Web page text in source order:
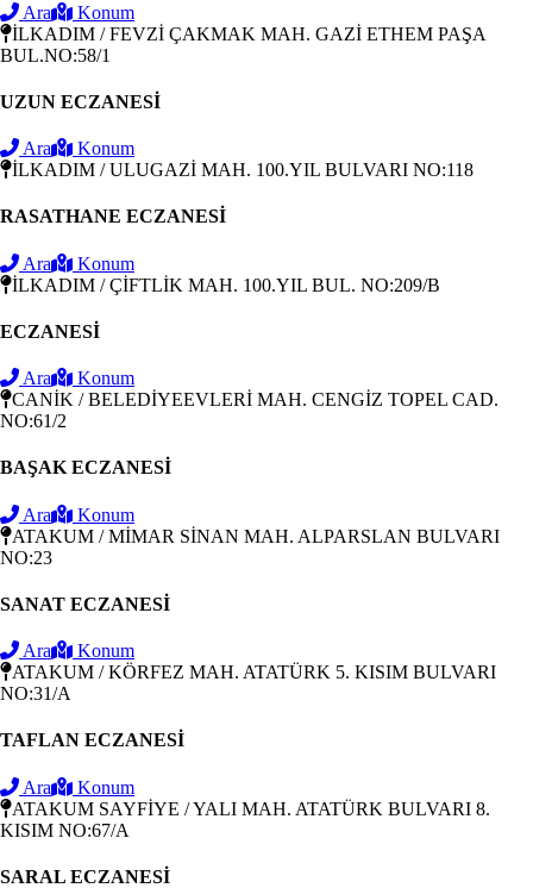
Ara
Konum
İLKADIM / FEVZİ ÇAKMAK MAH. GAZİ ETHEM PAŞA
BUL.NO:58/1
UZUN ECZANESİ
Ara
Konum
İLKADIM / ULUGAZİ MAH. 100.YIL BULVARI NO:118
RASATHANE ECZANESİ
Ara
Konum
İLKADIM / ÇİFTLİK MAH. 100.YIL BUL. NO:209/B
ECZANESİ
Ara
Konum
CANİK / BELEDİYEEVLERİ MAH. CENGİZ TOPEL CAD.
NO:61/2
BAŞAK ECZANESİ
Ara
Konum
ATAKUM / MİMAR SİNAN MAH. ALPARSLAN BULVARI
NO:23
SANAT ECZANESİ
Ara
Konum
ATAKUM / KÖRFEZ MAH. ATATÜRK 5. KISIM BULVARI
NO:31/A
TAFLAN ECZANESİ
Ara
Konum
ATAKUM SAYFİYE / YALI MAH. ATATÜRK BULVARI 8.
KISIM NO:67/A
SARAL ECZANESİ